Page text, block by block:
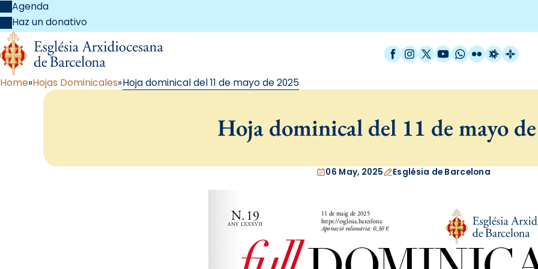
Agenda
Haz un donativo
Facebook
Instagram
X / Twitter
YouTube
WhatsApp
FlickrRadio
Home Hojas Dominicales Hoja dominical del 11 de mayo de 2025
Hoja dominical del 11 de mayo
06 May, 2025 Església de Barcelona